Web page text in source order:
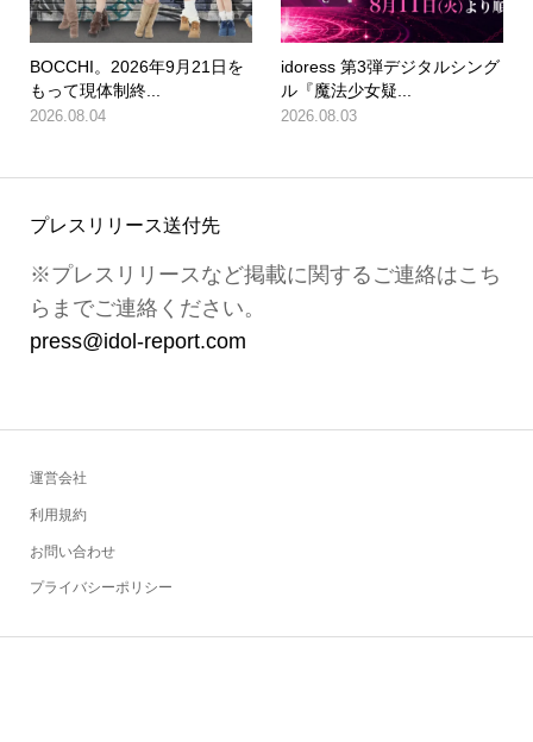
BOCCHI。2026年9月21日を
もって現体制終...
2026.08.04
idoress 第3弾デジタルシング
ル『魔法少女疑...
2026.08.03
プレスリリース送付先
※プレスリリースなど掲載に関するご連絡はこち
らまでご連絡ください。
press@idol-report.com
運営会社
利用規約
お問い合わせ
プライバシーポリシー